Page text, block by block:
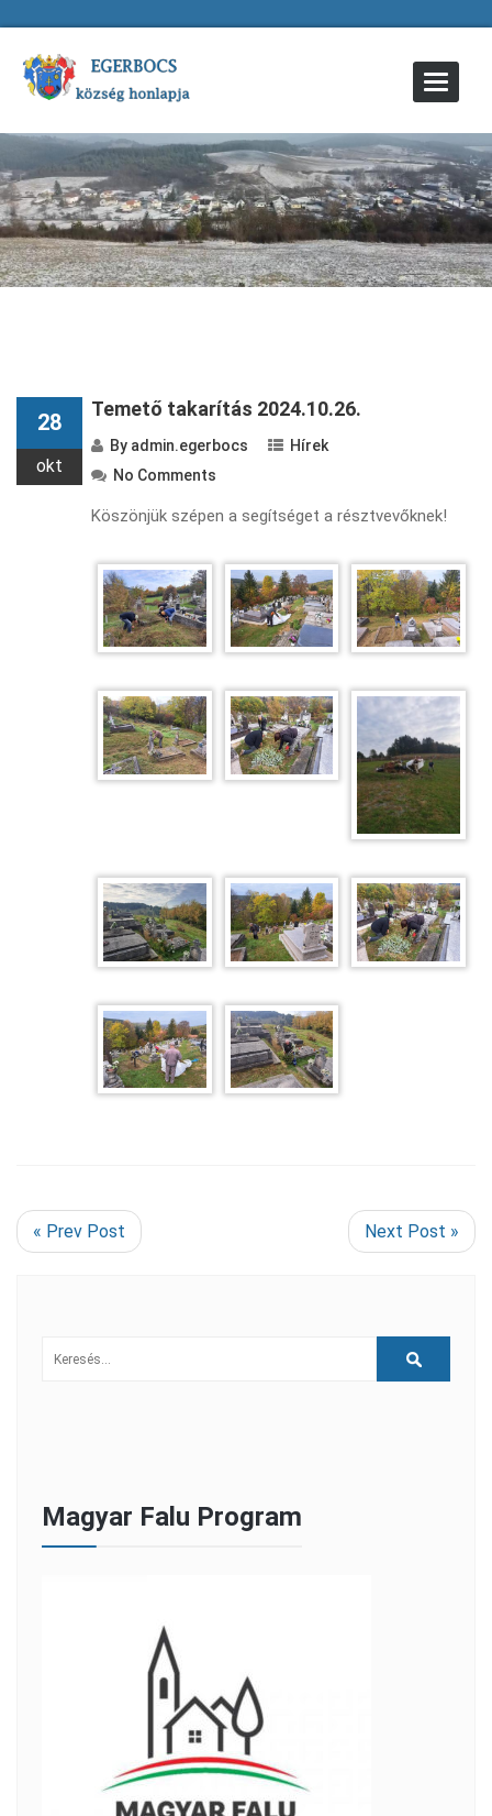
Toggle
28
okt
Temető takarítás 2024.10.26.
By admin.egerbocs
Hírek
No Comments
Köszönjük szépen a segítséget a résztvevőknek!
« Prev Post Next Post »
Magyar Falu Program